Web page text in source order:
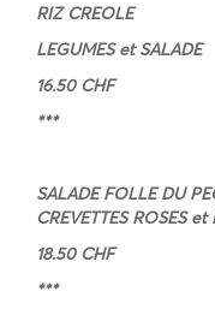
RIZ CREOLE
LEGUMES et SALADE
16.50 CHF
***
SALADE FOLLE DU
CREVETTES ROSES
18.50 CHF
***